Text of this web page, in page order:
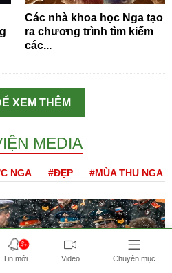
Các nhà khoa học Nga tạo
ra chương trình tìm kiếm
các...
XEM THÊM
MEDIA
NGA #ĐẸP #MÙA THU NGA
5+
Tin mới Video Chuyên mục